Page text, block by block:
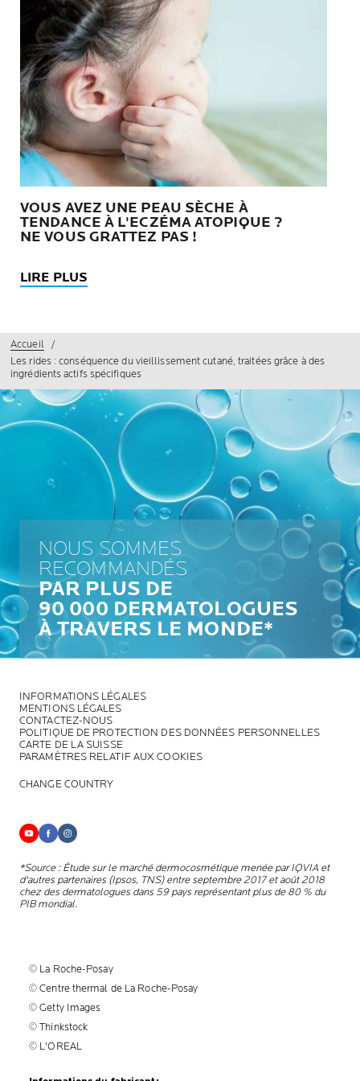
VOUS AVEZ UNE PEAU SÈCHE À
TENDANCE À L'ECZÉMA ATOPIQUE ?
NE VOUS GRATTEZ PAS !
LIRE PLUS
Accueil
Les rides : conséquence du vieillissement cutané, traitées grâce à des
ingrédients actifs spécifiques
NOUS SOMMES
RECOMMANDÉS
PAR PLUS DE
90 000 DERMATOLOGUES
À TRAVERS LE MONDE*
INFORMATIONS LÉGALES
MENTIONS LÉGALES
CONTACTEZ-NOUS
POLITIQUE DE PROTECTION DES DONNÉES PERSONNELLES
CARTE DE LA SUISSE
PARAMÈTRES RELATIF AUX COOKIES
CHANGE COUNTRY
*Source : Étude sur le marché dermocosmétique menée par IQVIA et
d'autres partenaires (Ipsos, TNS) entre septembre 2017 et août 2018
chez des dermatologues dans 59 pays représentant plus de 80 % du
PIB mondial.
© La Roche-Posay
© Centre thermal de La Roche-Posay
© Getty Images
© Thinkstock
© L'OREAL